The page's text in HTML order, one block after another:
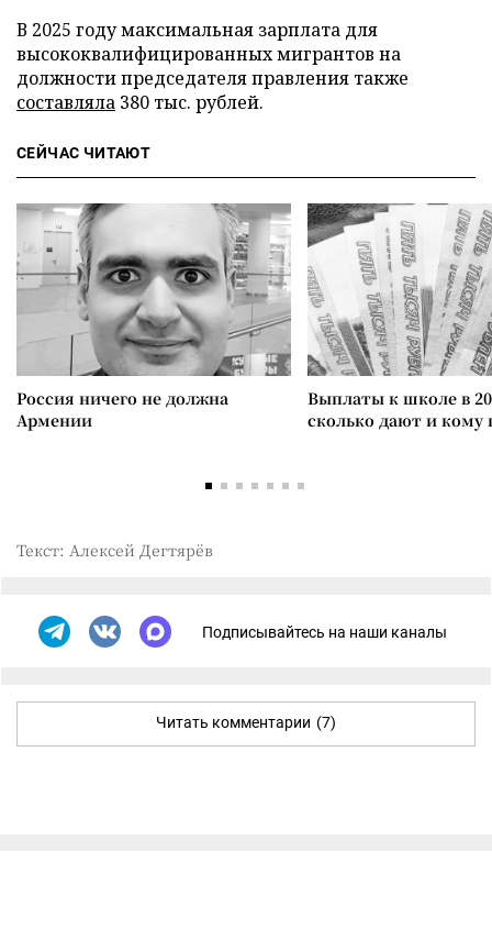
В 2025 году максимальная зарплата для
высококвалифицированных мигрантов на
должности председателя правления также
составляла 380 тыс. рублей.
СЕЙЧАС ЧИТАЮТ
Россия ничего не должна
Армении
Выплаты к школе в
сколько дают и
Текст: Алексей Дегтярёв
Подписывайтесь на наши каналы
Читать комментарии (7)